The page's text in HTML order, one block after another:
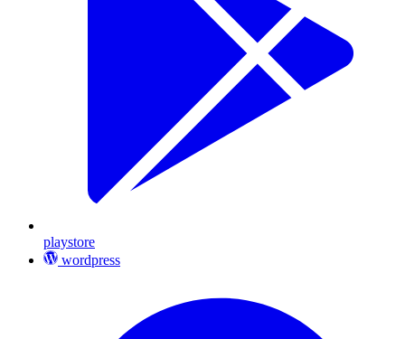
playstore
wordpress